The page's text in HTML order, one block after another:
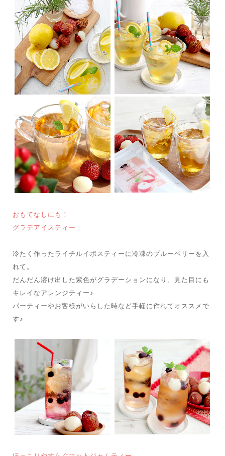
おもてなしにも！
グラデアイスティー
冷たく作ったライチルイボスティーに冷凍のブルーベリーを入
れて。
だんだん溶け出した紫色がグラデーションになり、見た目にも
キレイなアレンジティー♪
パーティーやお客様がいらした時など手軽に作れてオススメで
す♪